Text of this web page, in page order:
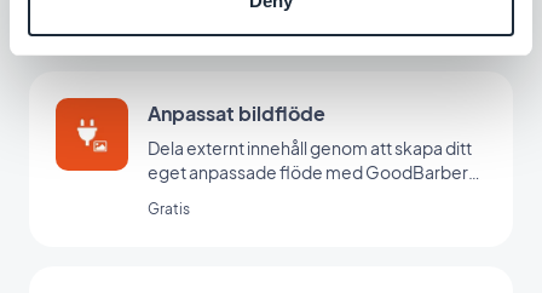
Anpassat bildflöde
Dela externt innehåll genom att skapa ditt
eget anpassade flöde med GoodBarbers
Gratis